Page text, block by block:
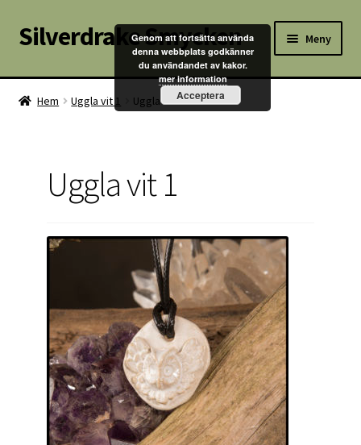
Hoppa
till
Hoppa
till
Silverdrake Smycken Meny
Hem
Kassan
Hem Uggla vit 1 Uggla vit 1
Uggla vit 1
Genom att fortsätta använda
denna webbplats godkänner
du användandet av kakor.
mer information
Acceptera